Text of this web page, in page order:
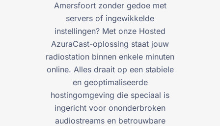
Amersfoort zonder gedoe met
servers of ingewikkelde
instellingen? Met onze Hosted
AzuraCast-oplossing staat jouw
radiostation binnen enkele minuten
online. Alles draait op een stabiele
en geoptimaliseerde
hostingomgeving die speciaal is
ingericht voor ononderbroken
audiostreams en betrouwbare